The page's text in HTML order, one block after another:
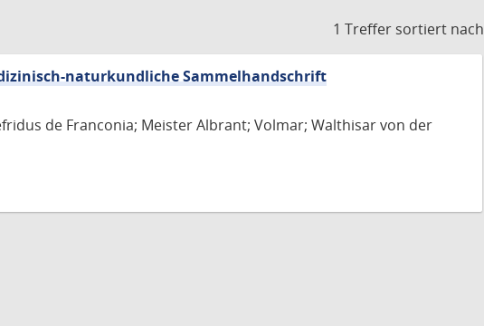
1 Treffer sortiert nach
naturkundliche Sammelhandschrift
de Franconia; Meister Albrant; Volmar; Walthisar von der